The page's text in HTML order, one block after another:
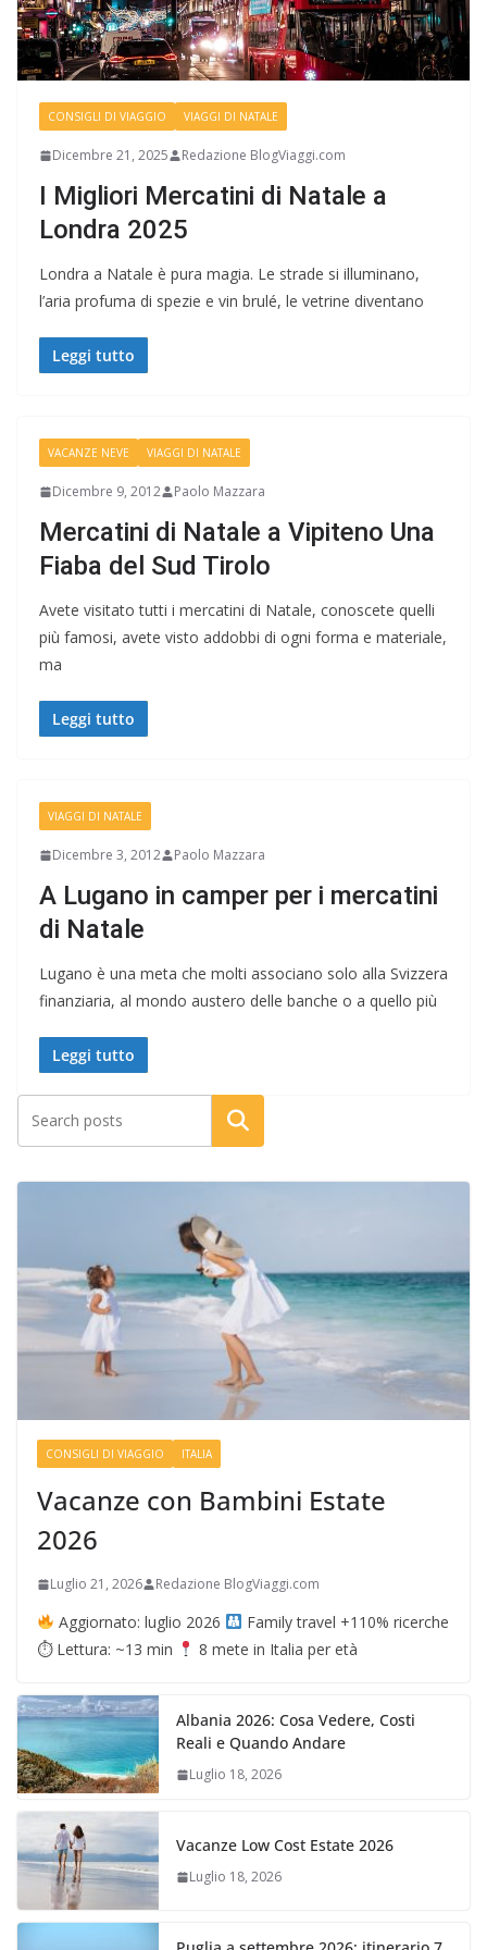
CONSIGLI DI VIAGGIO VIAGGI DI NATALE
Dicembre 21, 2025 Redazione BlogViaggi.com
I Migliori Mercatini di Natale a
Londra 2025
Londra a Natale è pura magia. Le strade si illuminano,
l’aria profuma di spezie e vin brulé, le vetrine diventano
Leggi tutto
VACANZE NEVE VIAGGI DI NATALE
Dicembre 9, 2012 Paolo Mazzara
Mercatini di Natale a Vipiteno Una
Fiaba del Sud Tirolo
Avete visitato tutti i mercatini di Natale, conoscete quelli
più famosi, avete visto addobbi di ogni forma e materiale,
ma
Leggi tutto
VIAGGI DI NATALE
Dicembre 3, 2012 Paolo Mazzara
A Lugano in camper per i mercatini
di Natale
Lugano è una meta che molti associano solo alla Svizzera
finanziaria, al mondo austero delle banche o a quello più
Leggi tutto
Cerca
CONSIGLI DI VIAGGIO ITALIA
Vacanze con Bambini Estate
2026
Luglio 21, 2026 Redazione BlogViaggi.com
Aggiornato: luglio 2026
Family travel +110% ricerche
⏱ Lettura: ~13 min
8 mete in Italia per età
Albania 2026: Cosa Vedere, Costi
Reali e Quando Andare
Luglio 18, 2026
Vacanze Low Cost Estate 2026
Luglio 18, 2026